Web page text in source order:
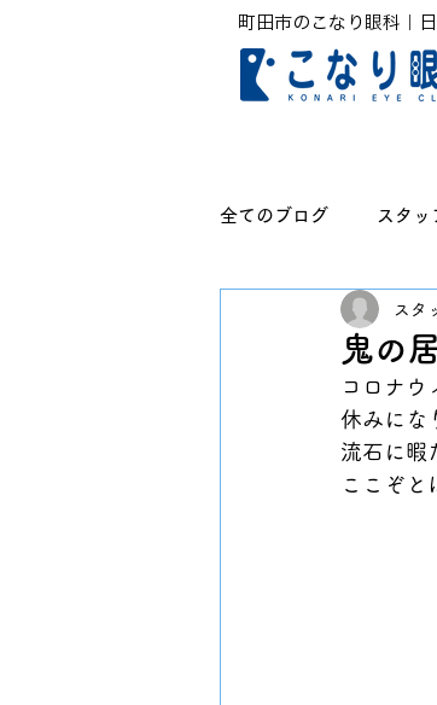
町田市のこなり眼科｜
全てのブログ スタッ
無題のカテゴリー
鬼の
スタ
コロナウ
休みにな
流石に暇
ここぞと